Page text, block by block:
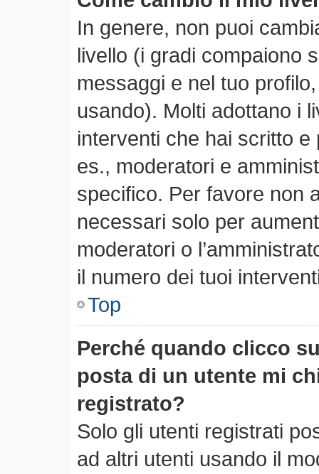
In genere, non puoi
livello (i gradi compaiono
messaggi e nel tuo
usando). Molti adottano i
interventi che hai scritto
es., moderatori e
specifico. Per favore non
necessari solo per
moderatori o
il numero dei tuoi
Top
Perché quando clicco
posta di un utente mi
registrato?
Solo gli utenti registrati
ad altri utenti usando il